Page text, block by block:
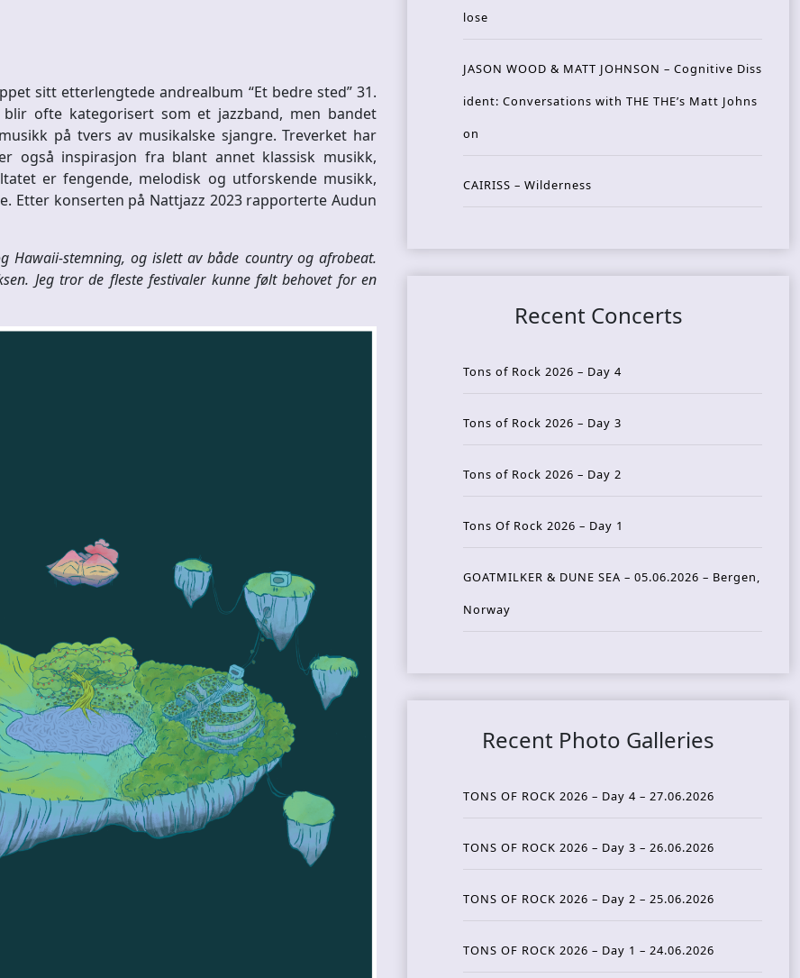
sitt etterlengtede andrealbum “Et bedre sted” 31.
blir ofte kategorisert som et jazzband, men bandet
på tvers av musikalske sjangre. Treverket har
også inspirasjon fra blant annet klassisk musikk,
er fengende, melodisk og utforskende musikk,
Etter konserten på Nattjazz 2023 rapporterte Audun
Hawaii-stemning, og islett av både country og afrobeat.
Jeg tror de fleste festivaler kunne følt behovet for en
lose
JASON WOOD & MATT JOHNSON – Cognitive Diss
ident: Conversations with THE THE’s Matt Johns
on
CAIRISS – Wilderness
Recent Concerts
Tons of Rock 2026 – Day 4
Tons of Rock 2026 – Day 3
Tons of Rock 2026 – Day 2
Tons Of Rock 2026 – Day 1
GOATMILKER & DUNE SEA – 05.06.2026 – Bergen,
Norway
Recent Photo Galleries
TONS OF ROCK 2026 – Day 4 – 27.06.2026
TONS OF ROCK 2026 – Day 3 – 26.06.2026
TONS OF ROCK 2026 – Day 2 – 25.06.2026
TONS OF ROCK 2026 – Day 1 – 24.06.2026